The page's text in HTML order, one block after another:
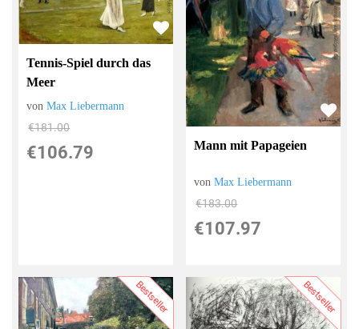
Tennis-Spiel durch das
Meer
vonMax Liebermann
€181.00
€106.79 Mann mit Papageien
vonMax Liebermann
€183.00
€107.97
Bestseller Bestseller